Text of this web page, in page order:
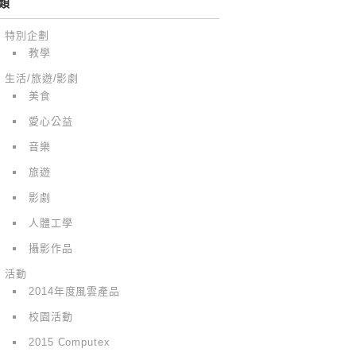
特別企劃
教學
生活/旅遊/影劇
美食
愛心公益
音樂
旅遊
影劇
人體工學
攝影作品
活動
2014年度風雲產品
校園活動
2015 Computex